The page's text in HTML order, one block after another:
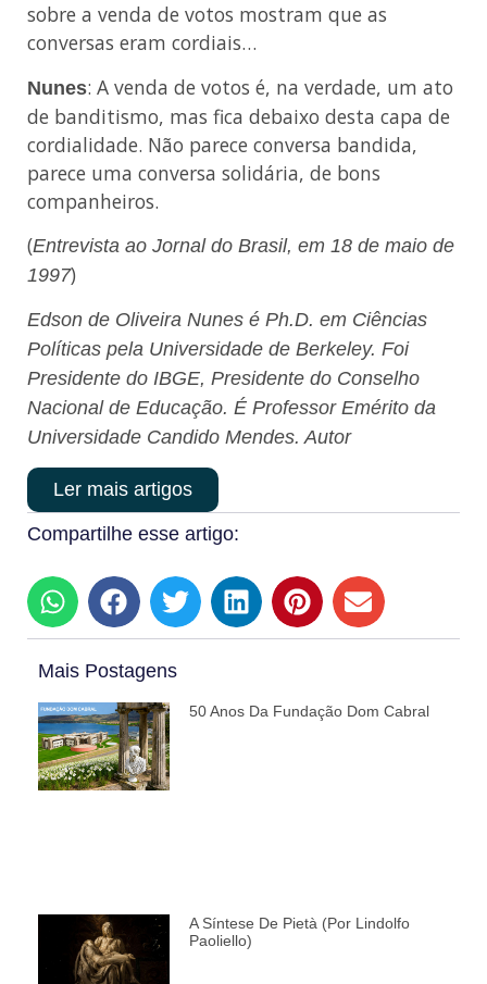
sobre a venda de votos mostram que as
conversas eram cordiais…
Nunes: A venda de votos é, na verdade, um ato
de banditismo, mas fica debaixo desta capa de
cordialidade. Não parece conversa bandida,
parece uma conversa solidária, de bons
companheiros.
(Entrevista ao Jornal do Brasil, em 18 de maio de
1997)
Edson de Oliveira Nunes é Ph.D. em Ciências
Políticas pela Universidade de Berkeley. Foi
Presidente do IBGE, Presidente do Conselho
Nacional de Educação. É Professor Emérito da
Universidade Candido Mendes. Autor
Ler mais artigos
Compartilhe esse artigo:
Mais Postagens
50 Anos Da Fundação Dom Cabral
A Síntese De Pietà (por Lindolfo
Paoliello)